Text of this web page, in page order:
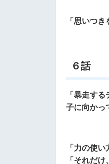
「思いつ
６話
「暴走す
子に向かっ
「力の使
「それだ